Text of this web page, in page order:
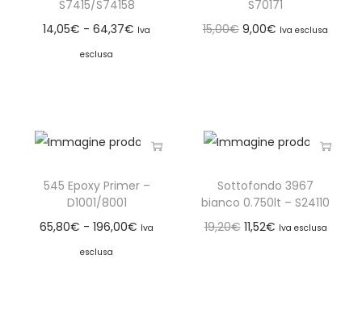
S7415/S74158
14,05€ - 64,37€ Iva
esclusa
S70171
15,00€ 9,00€ Iva esclusa
545 Epoxy Primer –
D1001/8001
65,80€ - 196,00€ Iva
esclusa
Sottofondo 3967
bianco 0.750lt – S24110
19,20€ 11,52€ Iva esclusa